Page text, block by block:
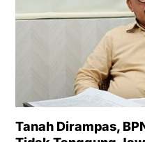
Tanah Dirampas,